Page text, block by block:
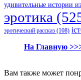
удивительные истории
эротика
эротический рассказ (108)
На Главную
Вам также может